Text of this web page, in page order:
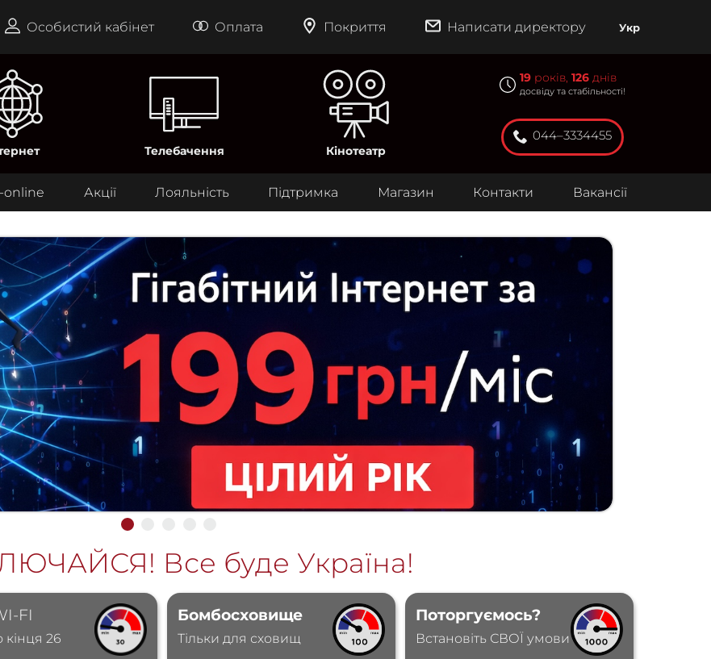
Особистий кабінет Оплата Покриття Написати директору Укр
Телебачення Кінотеатр
19 років,126 днів
досвіду та стабільності!
044–3334455
online Акції Лояльність Підтримка Магазин Контакти Вакансії
Все буде Україна!
FI
кінця 26
Бомбосховище
Тільки для сховищ
Поторгуємось?
Встановіть СВОЇ умови